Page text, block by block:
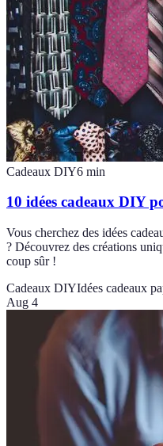
Cadeaux DIY6 min
10 idées cadeaux DIY
Vous cherchez des idées
? Découvrez des créations
coup sûr !
Cadeaux DIYIdées cadeaux
Aug 4